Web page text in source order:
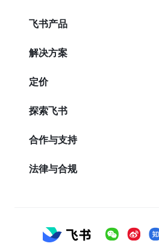
飞书产品
解决方案
定价
探索飞书
合作与支持
法律与合规